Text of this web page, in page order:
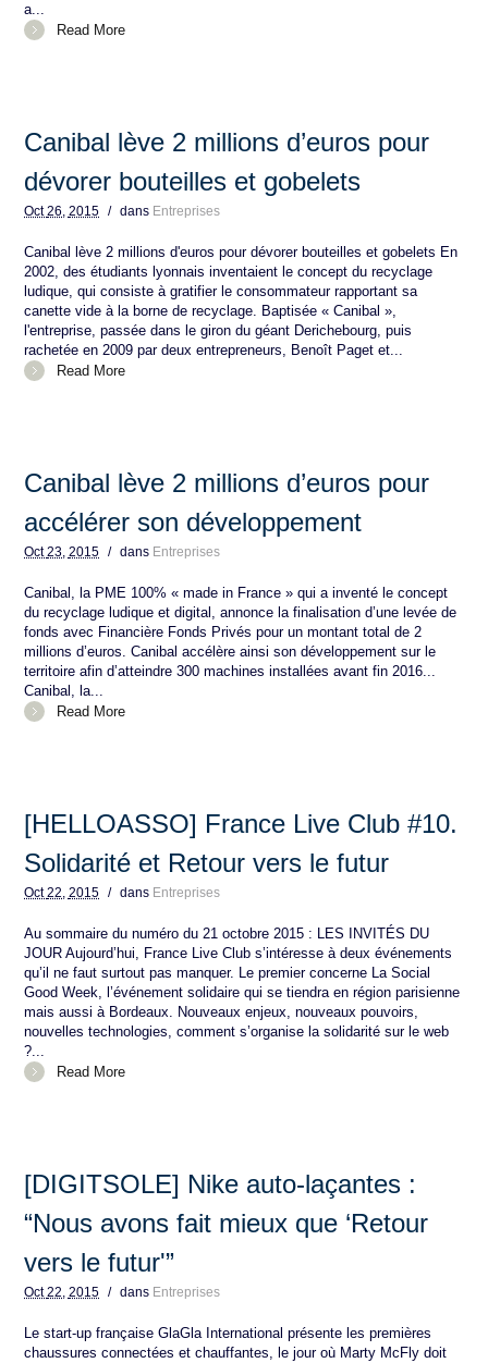
a...
Read More
Canibal lève 2 millions d’euros pour
dévorer bouteilles et gobelets
Oct26,2015 / dans Entreprises
Canibal lève 2 millions d'euros pour dévorer bouteilles et gobelets En
2002, des étudiants lyonnais inventaient le concept du recyclage
ludique, qui consiste à gratifier le consommateur rapportant sa
canette vide à la borne de recyclage. Baptisée « Canibal »,
l'entreprise, passée dans le giron du géant Derichebourg, puis
rachetée en 2009 par deux entrepreneurs, Benoît Paget et...
Read More
Canibal lève 2 millions d’euros pour
accélérer son développement
Oct23,2015 / dans Entreprises
Canibal, la PME 100% « made in France » qui a inventé le concept
du recyclage ludique et digital, annonce la finalisation d’une levée de
fonds avec Financière Fonds Privés pour un montant total de 2
millions d’euros. Canibal accélère ainsi son développement sur le
territoire afin d’atteindre 300 machines installées avant fin 2016...
Canibal, la...
Read More
[HELLOASSO] France Live Club #10.
Solidarité et Retour vers le futur
Oct22,2015 / dans Entreprises
Au sommaire du numéro du 21 octobre 2015 : LES INVITÉS DU
JOUR Aujourd’hui, France Live Club s’intéresse à deux événements
qu’il ne faut surtout pas manquer. Le premier concerne La Social
Good Week, l’événement solidaire qui se tiendra en région parisienne
mais aussi à Bordeaux. Nouveaux enjeux, nouveaux pouvoirs,
nouvelles technologies, comment s’organise la solidarité sur le web
?...
Read More
[DIGITSOLE] Nike auto-laçantes :
“Nous avons fait mieux que ‘Retour
vers le futur'”
Oct22,2015 / dans Entreprises
Le start-up française GlaGla International présente les premières
chaussures connectées et chauffantes, le jour où Marty McFly doit